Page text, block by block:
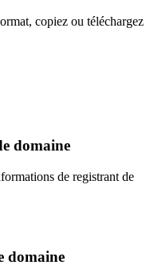
copiez ou téléchargez
domaine
de registrant de
domaine